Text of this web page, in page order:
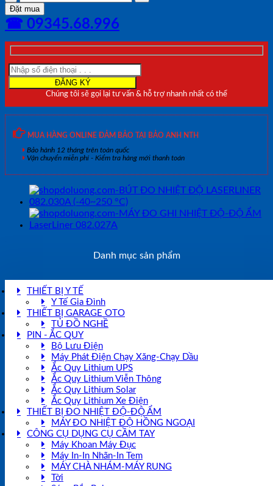
ẨM
KẾ
ĐIỆN
TỬ
LaserLiner
082.028A
(0~50
°C/20~99%rH)
Đặt mua
☎ 09345.68.996
Chúng tôi sẽ gọi lại tư vấn & hỗ trợ nhanh nhất có thể
MUA HÀNG ONLINE ĐẢM BẢO TẠI BẢO ANH NTH
Bảo hành 12 tháng trên toàn quốc
Vận chuyển miễn phí - Kiểm tra hàng mới thanh toán
Danh mục sản phẩm
THIẾT BỊ Y TẾ
Y Tế Gia Đình
THIẾT BỊ GARAGE OTO
TỦ ĐỒ NGHỀ
PIN - ẮC QUY
Bộ Lưu Điện
Máy Phát Điện Chạy Xăng-Chạy Dầu
Ắc Quy Lithium UPS
Ắc Quy Lithium Viễn Thông
Ắc Quy Lithium Solar
Ắc Quy Lithium Xe Điện
THIẾT BỊ ĐO NHIỆT ĐỘ-ĐỘ ẨM
MÁY ĐO NHIỆT ĐỘ HỒNG NGOẠI
CÔNG CỤ DỤNG CỤ CẦM TAY
Máy Khoan Máy Đục
Máy In-In Nhãn-In Tem
MÁY CHÀ NHÁM-MÁY RUNG
Tời